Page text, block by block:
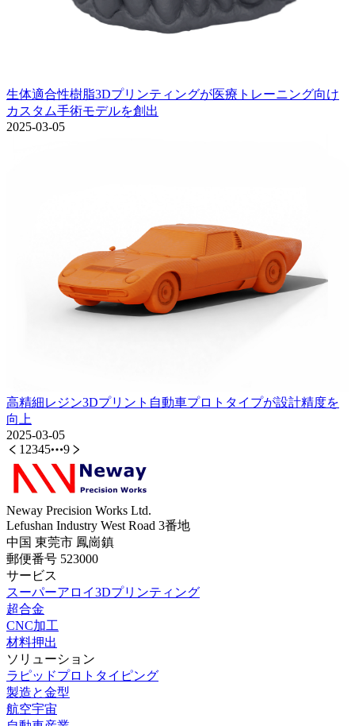
生体適合性樹脂3Dプリンティングが医療トレーニング向け
カスタム手術モデルを創出
2025-03-05
高精細レジン3Dプリント自動車プロトタイプが設計精度を
向上
2025-03-05
1 2345 9
Neway Precision Works Ltd.
Lefushan Industry West Road 3番地
中国 東莞市 鳳崗鎮
郵便番号 523000
サービス
スーパーアロイ3Dプリンティング
超合金
CNC加工
材料押出
ソリューション
ラピッドプロトタイピング
製造と金型
航空宇宙